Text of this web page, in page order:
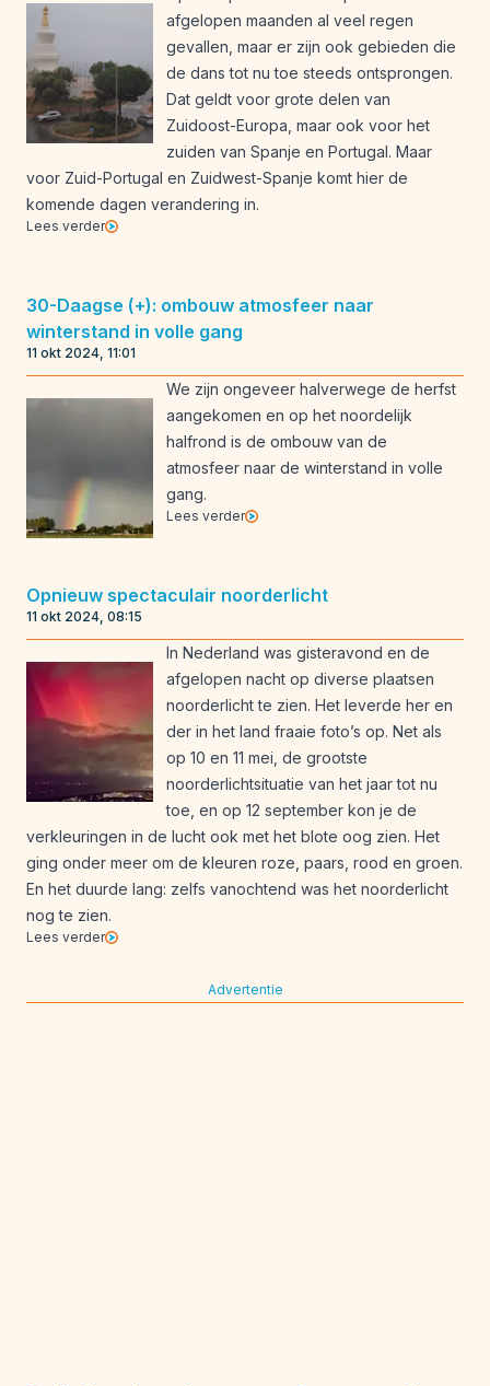
afgelopen maanden al veel regen
gevallen, maar er zijn ook gebieden die
de dans tot nu toe steeds ontsprongen.
Dat geldt voor grote delen van
Zuidoost-Europa, maar ook voor het
zuiden van Spanje en Portugal. Maar
voor Zuid-Portugal en Zuidwest-Spanje komt hier de
komende dagen verandering in.
Lees verder
30-Daagse (+): ombouw atmosfeer naar
winterstand in volle gang
11 okt 2024, 11:01
We zijn ongeveer halverwege de herfst
aangekomen en op het noordelijk
halfrond is de ombouw van de
atmosfeer naar de winterstand in volle
gang.
Lees verder
Opnieuw spectaculair noorderlicht
11 okt 2024, 08:15
In Nederland was gisteravond en de
afgelopen nacht op diverse plaatsen
noorderlicht te zien. Het leverde her en
der in het land fraaie foto’s op. Net als
op 10 en 11 mei, de grootste
noorderlichtsituatie van het jaar tot nu
toe, en op 12 september kon je de
verkleuringen in de lucht ook met het blote oog zien. Het
ging onder meer om de kleuren roze, paars, rood en groen.
En het duurde lang: zelfs vanochtend was het noorderlicht
nog te zien.
Lees verder
Advertentie